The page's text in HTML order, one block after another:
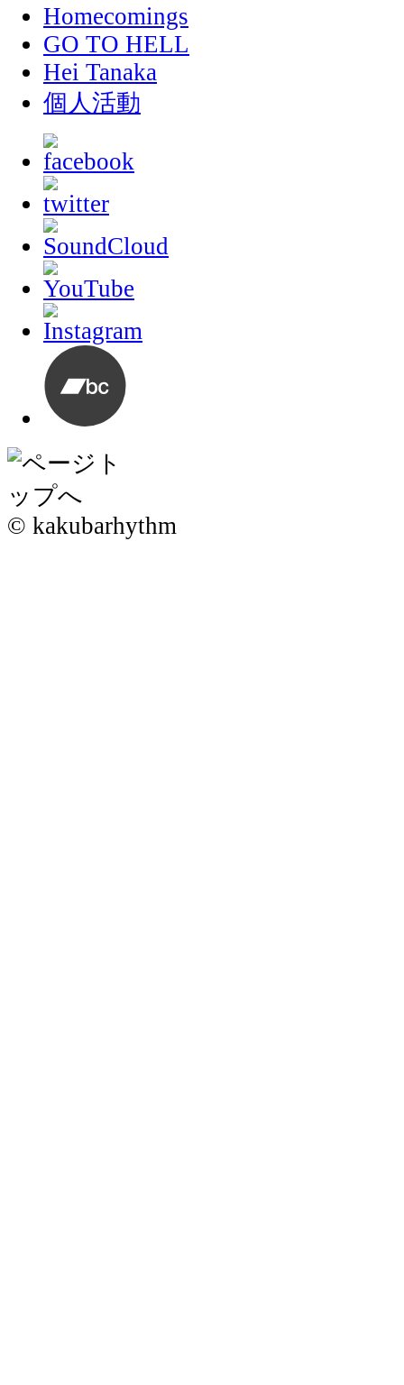
Homecomings
GO TO HELL
Hei Tanaka
個人活動
© kakubarhythm